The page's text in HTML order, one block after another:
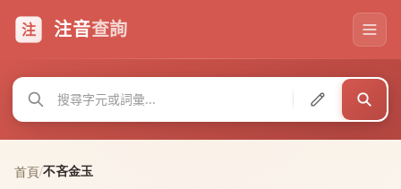
注 注音查詢
首頁/不吝金玉